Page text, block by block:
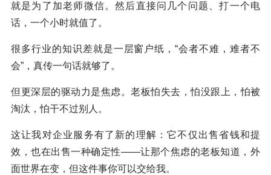
就是为了加老师微信。然后直接问几个问题、打一个电
话，一个小时就值了。
很多行业的知识差就是一层窗户纸，“会者不难，难者不
会”，真传一句话就够了。
但更深层的驱动力是焦虑。老板怕失去，怕没跟上，怕被
淘汰，怕干不过别人。
这让我对企业服务有了新的理解：它不仅出售省钱和提
效，也在出售一种确定性——让那个焦虑的老板知道，外
面世界在变，但这件事你可以交给我。